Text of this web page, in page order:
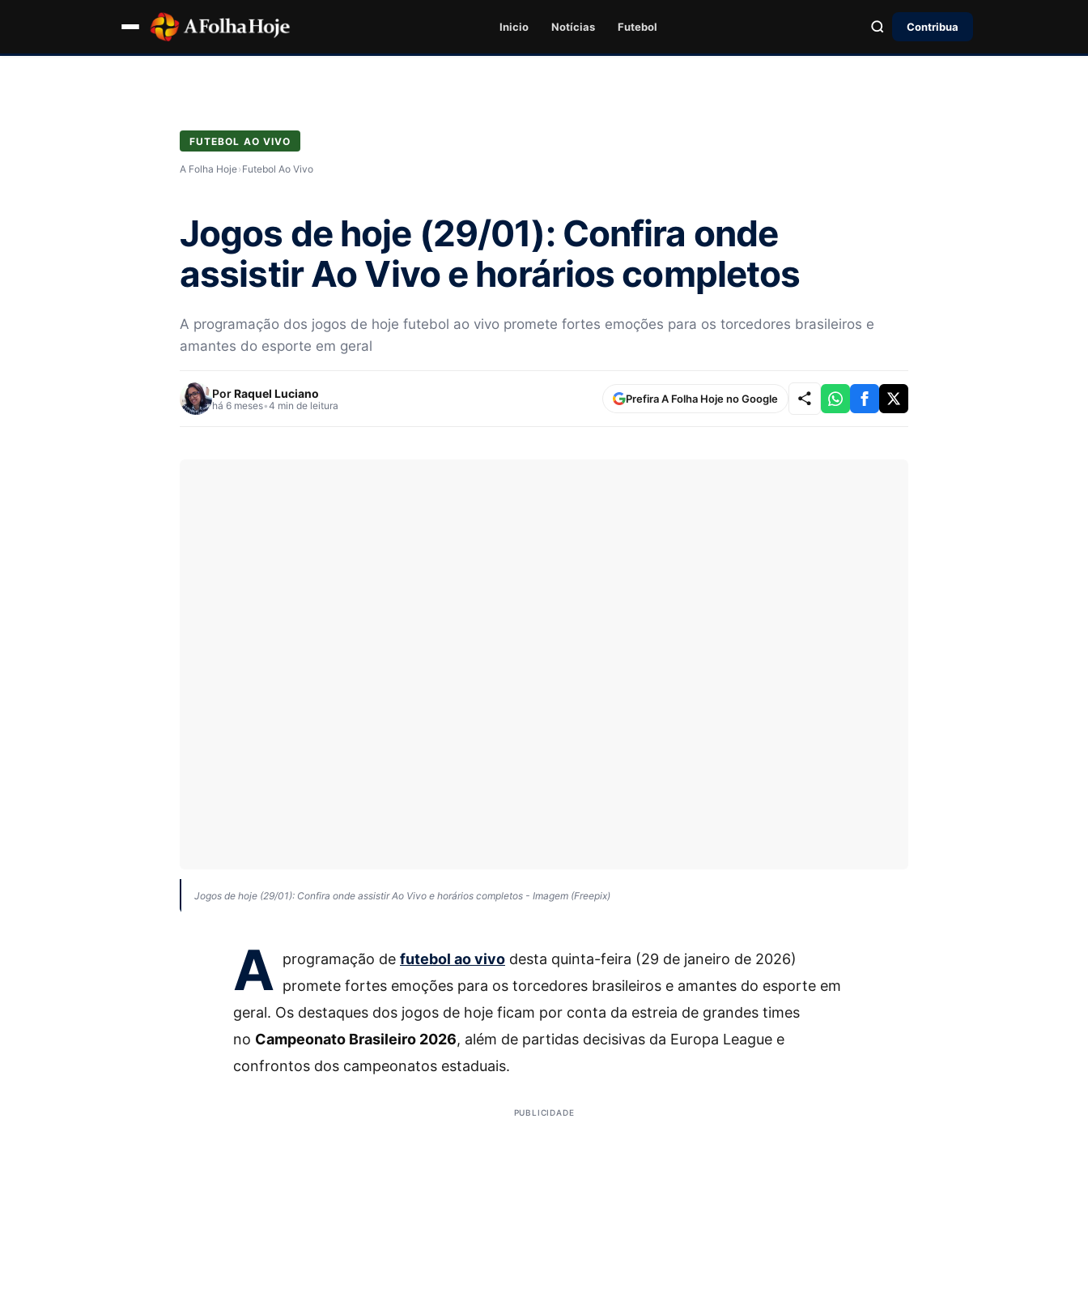
Inicio Notícias Futebol Contribua
FUTEBOL AO VIVO
A Folha Hoje› Futebol Ao Vivo
Jogos de hoje (29/01): Confira onde
assistir Ao Vivo e horários completos
A programação dos jogos de hoje futebol ao vivo promete fortes emoções para os torcedores brasileiros e
amantes do esporte em geral
PorRaquel Luciano
há 6 meses•4 min de leitura
Prefira A Folha Hoje no Google
Jogos de hoje (29/01): Confira onde assistir Ao Vivo e horários completos - Imagem (Freepix)
A programação de futebol ao vivo desta quinta-feira (29 de janeiro de 2026)
promete fortes emoções para os torcedores brasileiros e amantes do esporte em
geral. Os destaques dos jogos de hoje ficam por conta da estreia de grandes times
no Campeonato Brasileiro 2026, além de partidas decisivas da Europa League e
confrontos dos campeonatos estaduais.
PUBLICIDADE